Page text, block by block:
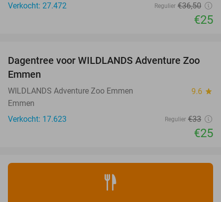
Verkocht: 27.472
Regulier €36,50
€25
24%
Dagentree voor WILDLANDS Adventure Zoo
Emmen
WILDLANDS Adventure Zoo Emmen 9.6 star
Emmen
Verkocht: 17.623
Regulier €33
€25